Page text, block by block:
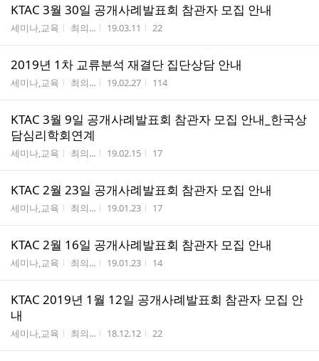
KTAC 3월 30일 공개사례발표회 참관자 모집 안내
게시판명
세미나,교육 작성자
최의... 작성시간
19.03.11 조회수
22
2019년 1차 교류분석 재결단 집단상담 안내
게시판명
세미나,교육 작성자
최의... 작성시간
19.02.27 조회수
114
KTAC 3월 9일 공개사례발표회 참관자 모집 안내_한국상
담심리학회연계
게시판명
세미나,교육 작성자
최의... 작성시간
19.02.15 조회수
17
KTAC 2월 23일 공개사례발표회 참관자 모집 안내
게시판명
세미나,교육 작성자
최의... 작성시간
19.01.23 조회수
17
KTAC 2월 16일 공개사례발표회 참관자 모집 안내
게시판명
세미나,교육 작성자
최의... 작성시간
19.01.23 조회수
14
KTAC 2019년 1월 12일 공개사례발표회 참관자 모집 안
내
게시판명
세미나,교육 작성자
최의... 작성시간
18.12.12 조회수
22